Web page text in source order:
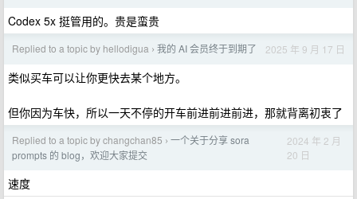
Codex 5x 挺管用的。贵是蛮贵
Replied to a topic by hellodigua › 我的 AI 会员终于到期了 2025 年 9 月 17 日
类似买车可以让你更快去某个地方。
但你因为车快，所以一天不停的开车前进前进前进，那就背离初衷了
Replied to a topic by changchan85 › 一个关于分享 sora
prompts 的 blog，欢迎大家提交
2024 年 2 月
20 日
速度